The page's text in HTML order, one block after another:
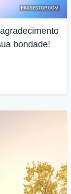
bondade!